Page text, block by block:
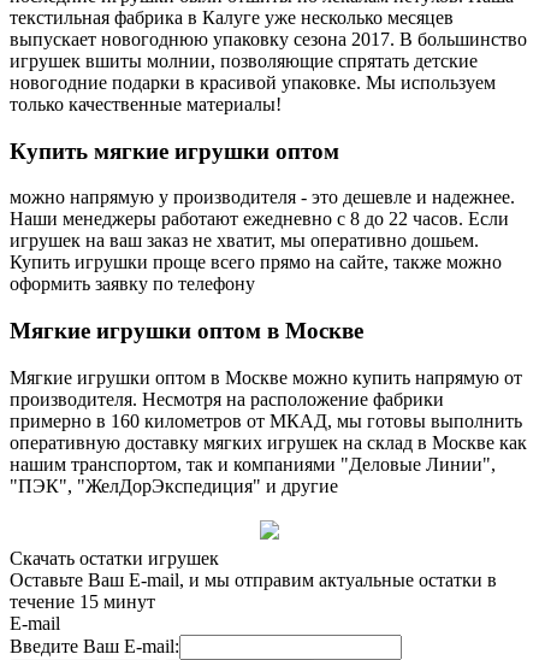
текстильная фабрика в Калуге уже несколько месяцев
выпускает новогоднюю упаковку сезона 2017. В большинство
игрушек вшиты молнии, позволяющие спрятать детские
новогодние подарки в красивой упаковке. Мы используем
только качественные материалы!
Купить мягкие игрушки оптом
можно напрямую у производителя - это дешевле и надежнее.
Наши менеджеры работают ежедневно с 8 до 22 часов. Если
игрушек на ваш заказ не хватит, мы оперативно дошьем.
Купить игрушки проще всего прямо на сайте, также можно
оформить заявку по телефону
Мягкие игрушки оптом в Москве
Мягкие игрушки оптом в Москве можно купить напрямую от
производителя. Несмотря на расположение фабрики
примерно в 160 километров от МКАД, мы готовы выполнить
оперативную доставку мягких игрушек на склад в Москве как
нашим транспортом, так и компаниями "Деловые Линии",
"ПЭК", "ЖелДорЭкспедиция" и другие
Скачать остатки игрушек
Оставьте Ваш E-mail, и мы отправим актуальные остатки в
течение 15 минут
E-mail
Введите Ваш E-mail: